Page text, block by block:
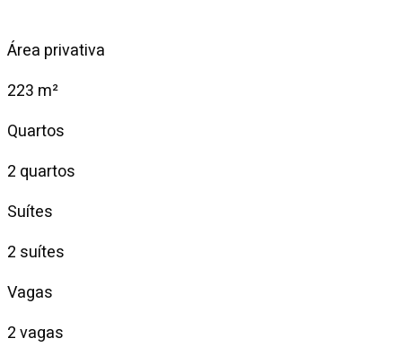
Área privativa
223 m²
Quartos
2 quartos
Suítes
2 suítes
Vagas
2 vagas